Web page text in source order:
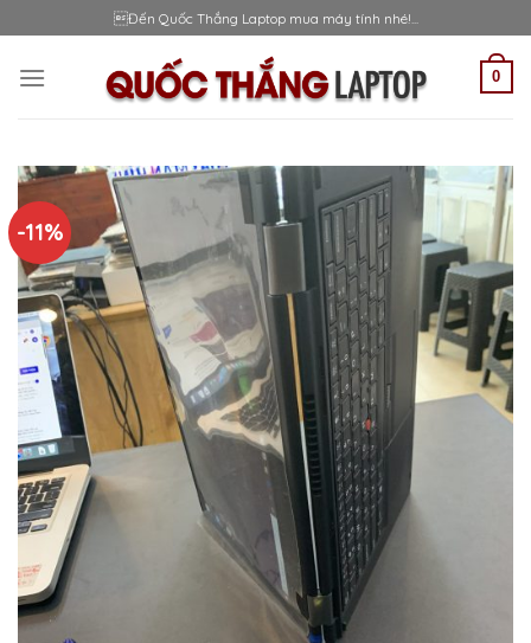
to
content
Đến Quốc Thắng Laptop mua máy tính nhé!...
0
-11%